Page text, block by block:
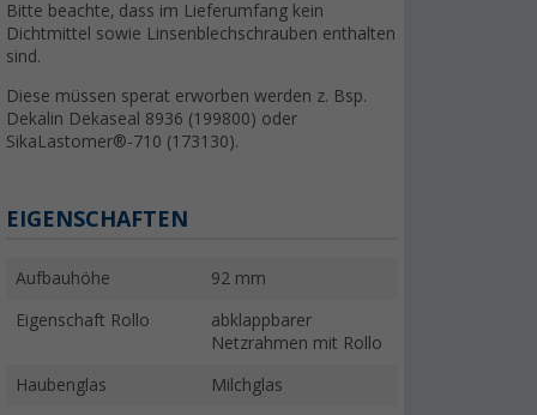
Bitte beachte, dass im Lieferumfang kein
Dichtmittel sowie Linsenblechschrauben enthalten
sind.
Diese müssen sperat erworben werden z. Bsp.
Dekalin Dekaseal 8936 (199800) oder
SikaLastomer®-710 (173130).
EIGENSCHAFTEN
Aufbauhöhe 92 mm
Eigenschaft Rollo
abklappbarer
Netzrahmen mit Rollo
Haubenglas Milchglas